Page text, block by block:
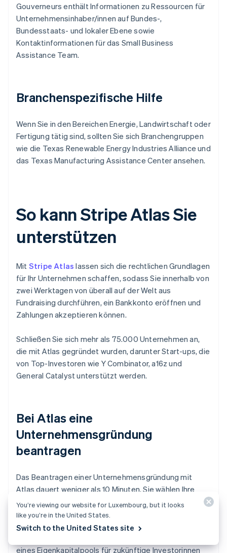
Gouverneurs enthält Informationen zu Ressourcen für
Unternehmensinhaber/innen auf Bundes-,
Bundesstaats- und lokaler Ebene sowie
Kontaktinformationen für das Small Business
Assistance Team.
Branchenspezifische Hilfe
Wenn Sie in den Bereichen Energie, Landwirtschaft oder
Fertigung tätig sind, sollten Sie sich Branchengruppen
wie die Texas Renewable Energy Industries Alliance und
das Texas Manufacturing Assistance Center ansehen.
So kann Stripe Atlas Sie
unterstützen
Mit Stripe Atlas lassen sich die rechtlichen Grundlagen
für Ihr Unternehmen schaffen, sodass Sie innerhalb von
zwei Werktagen von überall auf der Welt aus
Fundraising durchführen, ein Bankkonto eröffnen und
Zahlungen akzeptieren können.
Schließen Sie sich mehr als 75.000 Unternehmen an,
die mit Atlas gegründet wurden, darunter Start-ups, die
von Top-Investoren wie Y Combinator, a16z und
General Catalyst unterstützt werden.
Bei Atlas eine
Unternehmensgründung
beantragen
Das Beantragen einer Unternehmensgründung mit
Atlas dauert weniger als 10 Minuten. Sie wählen Ihre
Unternehmensstruktur aus, erfahren sofort, ob Ihr
Unternehmensname verfügbar ist und fügen bis zu vier
Mitgründer/innen hinzu. Sie entscheiden auch über die
eines Eigenkapitalpools für zukünftige Investorinnen
You’re viewing our website for Luxembourg, but it looks
like you’re in the United States.
Switch to the United States site